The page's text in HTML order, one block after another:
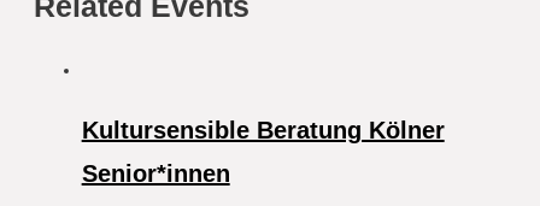
Kultursensible Beratung Kölner
Senior*innen